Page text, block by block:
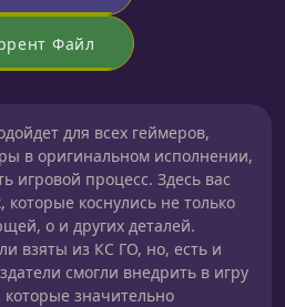
Файл
для всех геймеров,
в оригинальном исполнении,
игровой процесс. Здесь вас
коснулись не только
о и других деталей.
взяты из КС ГО, но, есть и
смогли внедрить в игру
значительно